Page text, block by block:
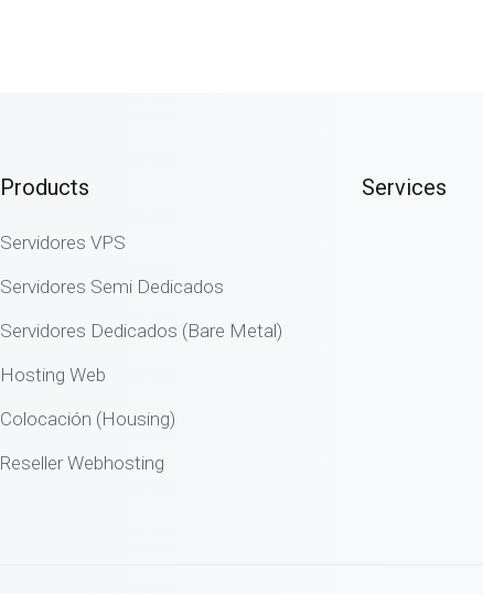
Products
Servidores VPS
Servidores Semi Dedicados
Servidores Dedicados (Bare Metal)
Hosting Web
Colocación (Housing)
Reseller Webhosting
Services